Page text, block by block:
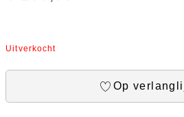
Uitverkocht
Op